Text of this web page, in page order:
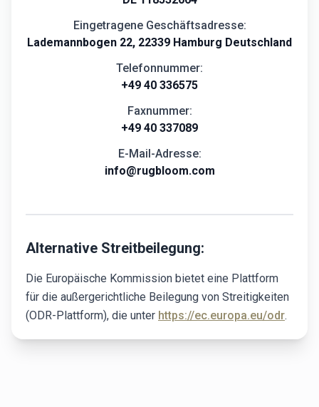
Eingetragene Geschäftsadresse:
Lademannbogen 22, 22339 Hamburg Deutschland
Telefonnummer:
+49 40 336575
Faxnummer:
+49 40 337089
E-Mail-Adresse:
info@rugbloom.com
Alternative Streitbeilegung:
Die Europäische Kommission bietet eine Plattform
für die außergerichtliche Beilegung von Streitigkeiten
(ODR-Plattform), die unter https://ec.europa.eu/odr.